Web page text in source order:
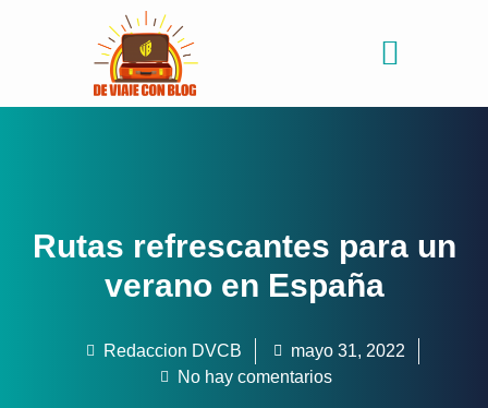
Rutas refrescantes para un
verano en España
Redaccion DVCB
mayo 31, 2022
No hay comentarios